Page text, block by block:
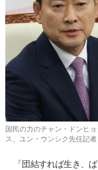
링
国民の力のチャン・ドンヒ
ス、ユン・ウンシク先任記者
「団結すれば生き、